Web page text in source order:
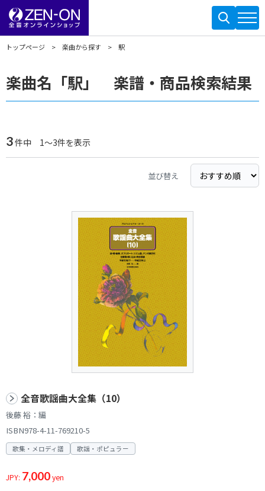
トップページ 楽曲から探す 駅
楽曲名「駅」 楽譜・商品検索結果
3件中 1～3件を表示
並び替え
全音歌謡曲大全集（10）
後藤 裕：編
ISBN978-4-11-769210-5
歌集・メロディ譜 歌謡・ポピュラー
JPY: 7,000yen